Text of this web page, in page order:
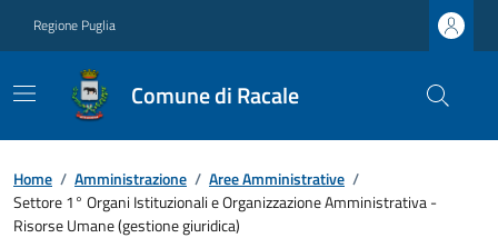
Regione Puglia
Comune di Racale
Home / Amministrazione / Aree Amministrative /
Settore 1° Organi Istituzionali e Organizzazione Amministrativa -
Risorse Umane (gestione giuridica)